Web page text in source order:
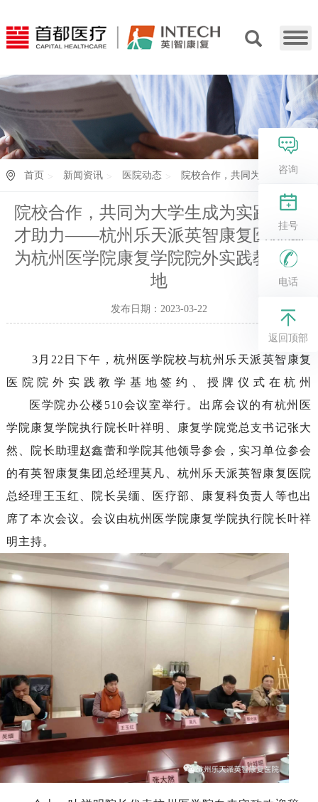
首页 新闻资讯 医院动态 院校合作，共同为...
院校合作，共同为大学生成为实践型人
才助力——杭州乐天派英智康复医院成
为杭州医学院康复学院院外实践教学基
地
发布日期：2023-03-22
3月22日下午，杭州医学院校与杭州乐天派英智康复
医院院外实践教学基地签约、授牌仪式在杭州
医学院办公楼 510会议室举行。出席会议的有杭州医
学院康复学院执行院长叶祥明、康复学院党总支书记张大
然、院长助理赵鑫蕾和学院其他领导参会，实习单位参会
的有英智康复集团总经理莫凡、杭州乐天派英智康复医院
总经理王玉红、院长吴缅、医疗部、康复科负责人等也出
席了本次会议。会议由杭州医学院康复学院执行院长叶祥
明主持。
咨询
挂号
电话
返回顶部